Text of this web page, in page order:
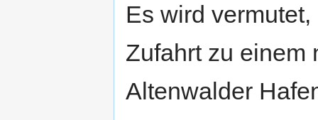
Es wird
Zufahrt zu einem
Altenwalder